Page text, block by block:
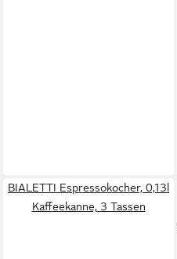
BIALETTI Espressokocher, 0,13l
Kaffeekanne, 3 Tassen